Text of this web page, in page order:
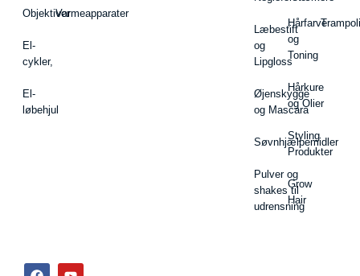
Objektiver
El-
cykler,
El-
løbehjul
Varmeapparater
Læbestift
og
Lipgloss
Øjenskygge
og Mascara
Søvnhjælpemidler
Pulver og
shakes til
udrensning
Hårfarve
og
Toning
Hårkure
og Olier
Styling
Produkter
Grow
Hair